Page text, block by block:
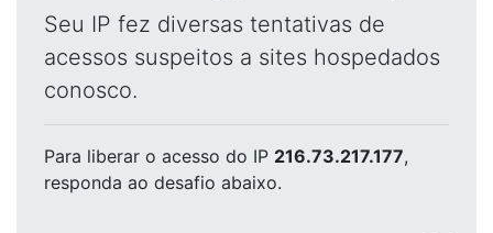
Seu IP fez diversas tentativas de
acessos suspeitos a sites hospedados
conosco.
Para liberar o acesso do IP 216.73.217.177,
responda ao desafio abaixo.